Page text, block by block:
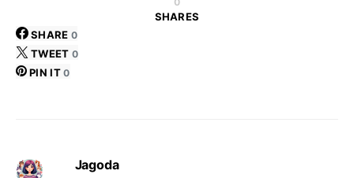
SHARES
SHARE 0
TWEET 0
PIN IT 0
Jagoda